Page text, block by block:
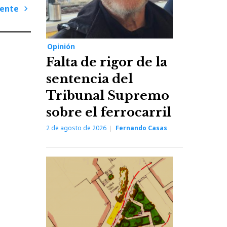
Opinión
Falta de rigor de la
sentencia del
Tribunal Supremo
sobre el ferrocarril
2 de agosto de 2026 Fernando Casas